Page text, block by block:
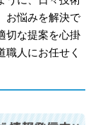
お悩みを解決で
切な提案を心掛
職人にお任せく